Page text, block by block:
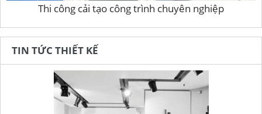
Thi công cải tạo công trình chuyên nghiệp
TIN TỨC THIẾT KẾ